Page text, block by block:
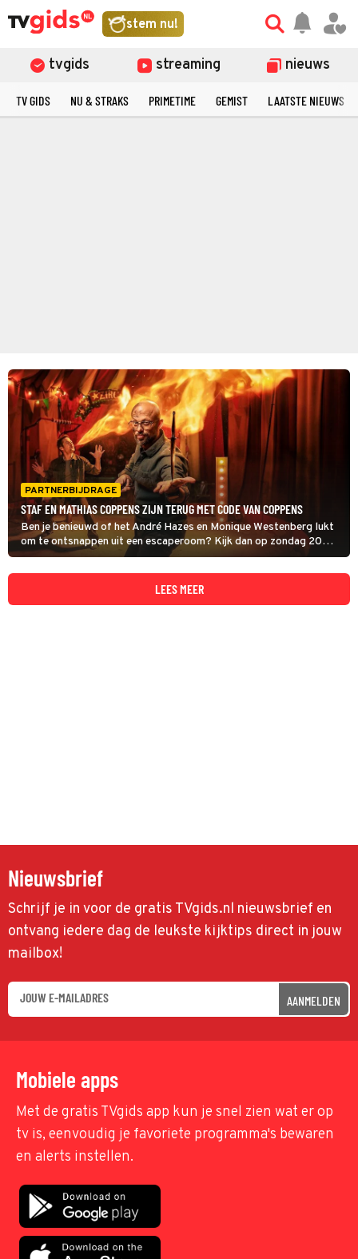
stem nu!
tvgids streaming nieuws
TV GIDS NU & STRAKS PRIMETIME GEMIST LAATSTE NIEUWS
PARTNERBIJDRAGE
STAF EN MATHIAS COPPENS ZIJN TERUG MET CODE VAN COPPENS
Ben je benieuwd of het André Hazes en Monique Westenberg lukt
om te ontsnappen uit een escaperoom? Kijk dan op zondag 20
april om 20:30 uur naar Code van Coppens op SBS6.
LEES MEER
Nieuwsbrief
Schrijf je in voor de gratis TVgids.nl nieuwsbrief en
ontvang iedere dag de leukste kijktips direct in jouw
mailbox!
AANMELDEN
Mobiele apps
Met de gratis TVgids app kun je snel zien wat er op
tv is, eenvoudig je favoriete programma's bewaren
en alerts instellen.